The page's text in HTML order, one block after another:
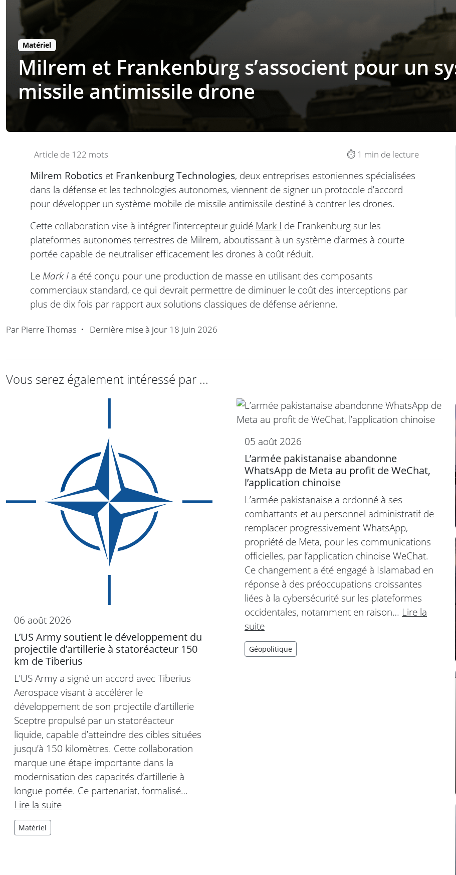
Matériel
Milrem et Frankenburg s’associent pour un
missile antimissile drone
Article de 122 mots ⏱️ 1 min de lecture
Milrem Robotics et Frankenburg Technologies, deux entreprises estoniennes spécialisées
dans la défense et les technologies autonomes, viennent de signer un protocole d’accord
pour développer un système mobile de missile antimissile destiné à contrer les drones.
Cette collaboration vise à intégrer l’intercepteur guidé Mark I de Frankenburg sur les
plateformes autonomes terrestres de Milrem, aboutissant à un système d’armes à courte
portée capable de neutraliser efficacement les drones à coût réduit.
Le Mark I a été conçu pour une production de masse en utilisant des composants
commerciaux standard, ce qui devrait permettre de diminuer le coût des interceptions par
plus de dix fois par rapport aux solutions classiques de défense aérienne.
Par Pierre Thomas • Dernière mise à jour 18 juin 2026
Vous serez également intéressé par ...
06 août 2026
L’US Army soutient le développement du
projectile d’artillerie à statoréacteur 150
km de Tiberius
L’US Army a signé un accord avec Tiberius
Aerospace visant à accélérer le
développement de son projectile d’artillerie
Sceptre propulsé par un statoréacteur
liquide, capable d’atteindre des cibles situées
jusqu’à 150 kilomètres. Cette collaboration
marque une étape importante dans la
modernisation des capacités d’artillerie à
longue portée. Ce partenariat, formalisé…
Lire la suite
Matériel
05 août 2026
L’armée pakistanaise abandonne
WhatsApp de Meta au profit de WeChat,
l’application chinoise
L’armée pakistanaise a ordonné à ses
combattants et au personnel administratif de
remplacer progressivement WhatsApp,
propriété de Meta, pour les communications
officielles, par l’application chinoise WeChat.
Ce changement a été engagé à Islamabad en
réponse à des préoccupations croissantes
liées à la cybersécurité sur les plateformes
occidentales, notamment en raison… Lire la
suite
Géopolitique